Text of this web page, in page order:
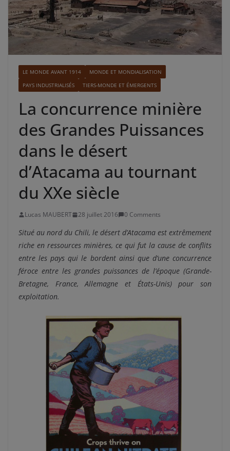
LE MONDE AVANT 1914
MONDE ET MONDIALISATION
PAYS INDUSTRIALISÉS
TIERS-MONDE ET ÉMERGENTS
La concurrence minière
des Grandes Puissances
dans le désert
d’Atacama au tournant
du XXe siècle
Lucas MAUBERT 28 juillet 2016 0 Comments
Situé au nord du Chili, le désert d’Atacama est extrêmement
riche en ressources minières, ce qui fut la cause de conflits
entre les pays qui le bordent ainsi que d’une concurrence
féroce entre les grandes puissances de l’époque (Grande-
Bretagne, France, Allemagne et États-Unis) pour son
exploitation.